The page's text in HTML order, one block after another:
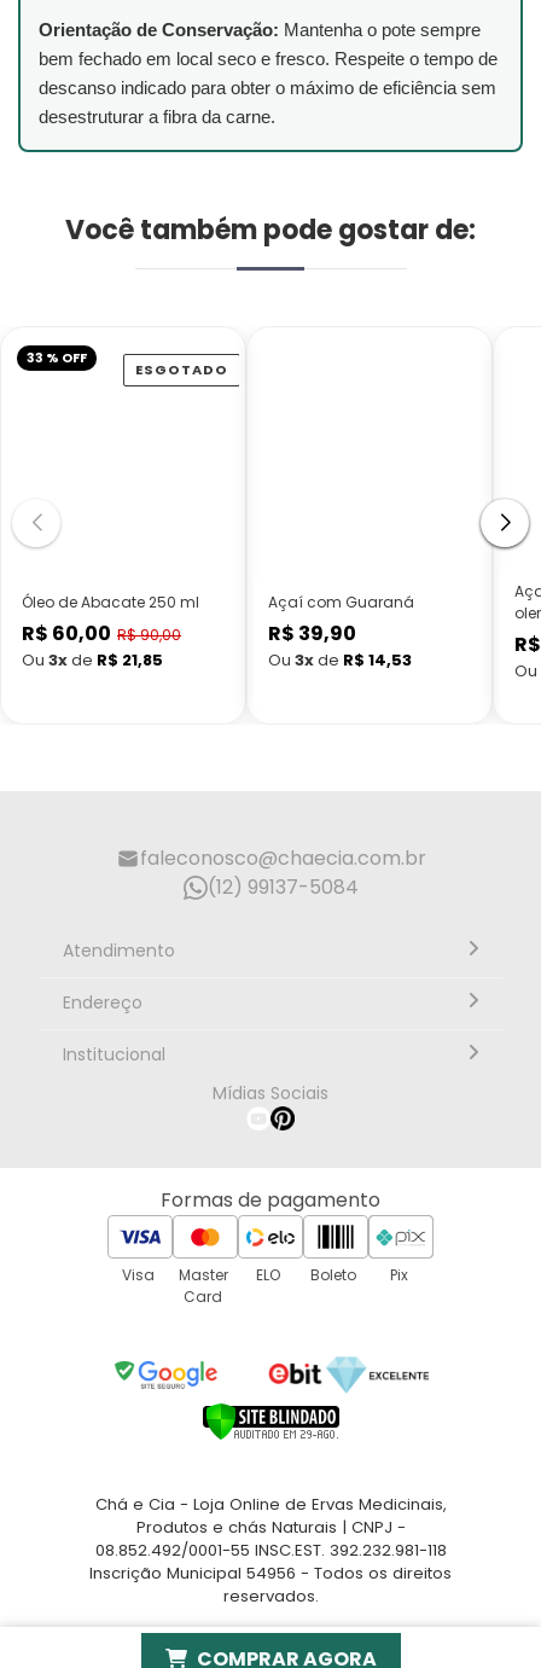
Orientação de Conservação: Mantenha o pote sempre
bem fechado em local seco e fresco. Respeite o tempo de
descanso indicado para obter o máximo de eficiência sem
desestruturar a fibra da carne.
COMPRAR AGORA
Você também pode gostar de:
ESGOTADO
Óleo de Abacate 250 ml
Preço
promocional
R$ 60,00
Preço
normal
R$ 90,00
33 % OFF
Ou 3xde R$ 21,85
Açaí com Guaraná
Preço
normal
R$ 39,90
Ou 3xde R$ 14,53 Ou
faleconosco@chaecia.com.br
(12) 99137-5084
Atendimento
Endereço
Jacareí - SP CEP: 12301-080
Institucional
Política de Privacidade
Atacado de Chás e Temperos
Quem Somos
Mídias Sociais
Formas de pagamento
Visa
Master
Card
ELO Boleto Pix
Chá e Cia - Loja Online de Ervas Medicinais,
Produtos e chás Naturais | CNPJ -
08.852.492/0001-55 INSC.EST. 392.232.981-118
Inscrição Municipal 54956 - Todos os direitos
reservados.